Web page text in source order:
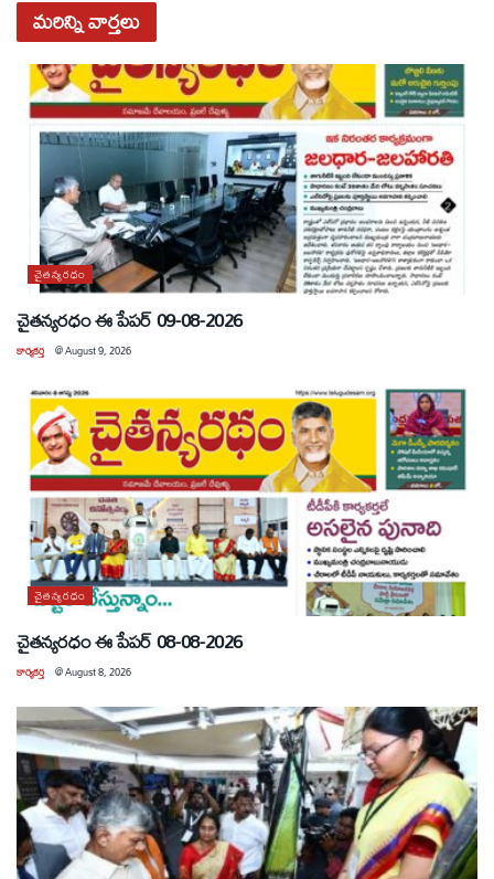
మరిన్నివార్తలు
చైతన్యరధం
చైతన్యరధం ఈ పేపర్ 09-08-2026
కార్యకర్త @August 9, 2026
చైతన్యరధం
చైతన్యరధం ఈ పేపర్ 08-08-2026
కార్యకర్త @August 8, 2026